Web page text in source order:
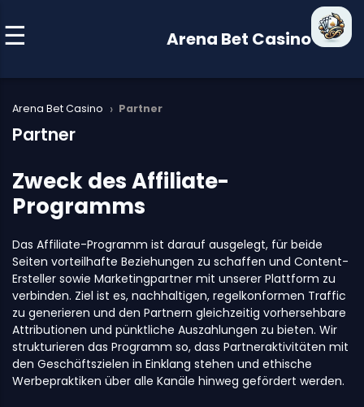
Arena Bet Casino
Arena Bet Casino › Partner
Partner
Zweck des Affiliate-
Programms
Das Affiliate-Programm ist darauf ausgelegt, für beide
Seiten vorteilhafte Beziehungen zu schaffen und Content-
Ersteller sowie Marketingpartner mit unserer Plattform zu
verbinden. Ziel ist es, nachhaltigen, regelkonformen Traffic
zu generieren und den Partnern gleichzeitig vorhersehbare
Attributionen und pünktliche Auszahlungen zu bieten. Wir
strukturieren das Programm so, dass Partneraktivitäten mit
den Geschäftszielen in Einklang stehen und ethische
Werbepraktiken über alle Kanäle hinweg gefördert werden.